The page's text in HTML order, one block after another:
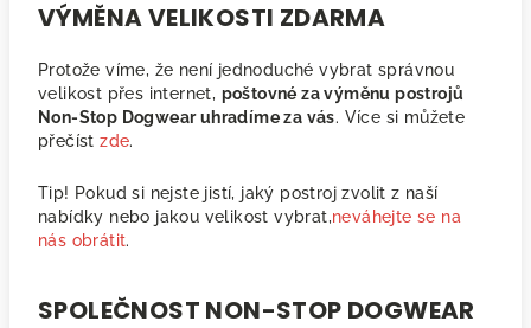
VÝMĚNA VELIKOSTI ZDARMA
Protože víme, že není jednoduché vybrat správnou
velikost přes internet, poštovné za výměnu postrojů
Non-Stop Dogwear uhradíme za vás. Více si můžete
přečístzde.
Tip! Pokud si nejste jistí, jaký postroj zvolit z naší
nabídky nebo jakou velikost vybrat,neváhejte se na
nás obrátit.
SPOLEČNOST NON-STOP DOGWEAR